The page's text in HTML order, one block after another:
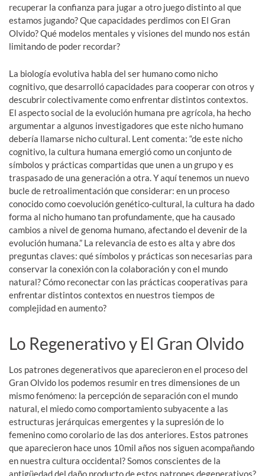
recuperar la confianza para jugar a otro juego distinto al que
estamos jugando? Que capacidades perdimos con El Gran
Olvido? Qué modelos mentales y visiones del mundo nos están
limitando de poder recordar?
La biología evolutiva habla del ser humano como nicho
cognitivo, que desarrolló capacidades para cooperar con otros y
descubrir colectivamente como enfrentar distintos contextos.
El aspecto social de la evolución humana pre agrícola, ha hecho
argumentar a algunos investigadores que este nicho humano
debería llamarse nicho cultural. Lent comenta: “de este nicho
cognitivo, la cultura humana emergió como un conjunto de
símbolos y prácticas compartidas que unen a un grupo y es
traspasado de una generación a otra. Y aquí tenemos un nuevo
bucle de retroalimentación que considerar: en un proceso
conocido como coevolución genético-cultural, la cultura ha dado
forma al nicho humano tan profundamente, que ha causado
cambios a nivel de genoma humano, afectando el devenir de la
evolución humana.” La relevancia de esto es alta y abre dos
preguntas claves: qué símbolos y prácticas son necesarias para
conservar la conexión con la colaboración y con el mundo
natural? Cómo reconectar con las prácticas cooperativas para
enfrentar distintos contextos en nuestros tiempos de
complejidad en aumento?
Lo Regenerativo y El Gran Olvido
Los patrones degenerativos que aparecieron en el proceso del
Gran Olvido los podemos resumir en tres dimensiones de un
mismo fenómeno: la percepción de separación con el mundo
natural, el miedo como comportamiento subyacente a las
estructuras jerárquicas emergentes y la supresión de lo
femenino como corolario de las dos anteriores. Estos patrones
que aparecieron hace unos 10mil años nos siguen acompañando
en nuestra cultura occidental? Somos conscientes de la
antigüedad del daño producto de estos patrones degenerativos?